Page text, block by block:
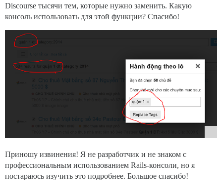
Discourse тысячи тем, которые нужно заменить. Какую
консоль использовать для этой функции? Спасибо!
Приношу извинения! Я не разработчик и не знаком с
профессиональным использованием Rails-консоли, но я
постараюсь изучить это подробнее. Большое спасибо!